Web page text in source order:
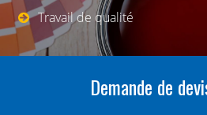
Travail de qualité
Demande de